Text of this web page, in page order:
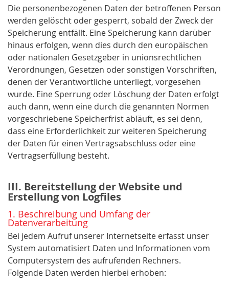
Die personenbezogenen Daten der betroffenen Person
werden gelöscht oder gesperrt, sobald der Zweck der
Speicherung entfällt. Eine Speicherung kann darüber
hinaus erfolgen, wenn dies durch den europäischen
oder nationalen Gesetzgeber in unionsrechtlichen
Verordnungen, Gesetzen oder sonstigen Vorschriften,
denen der Verantwortliche unterliegt, vorgesehen
wurde. Eine Sperrung oder Löschung der Daten erfolgt
auch dann, wenn eine durch die genannten Normen
vorgeschriebene Speicherfrist abläuft, es sei denn,
dass eine Erforderlichkeit zur weiteren Speicherung
der Daten für einen Vertragsabschluss oder eine
Vertragserfüllung besteht.
III. Bereitstellung der Website und
Erstellung von Logfiles
1. Beschreibung und Umfang der
Datenverarbeitung
Bei jedem Aufruf unserer Internetseite erfasst unser
System automatisiert Daten und Informationen vom
Computersystem des aufrufenden Rechners.
Folgende Daten werden hierbei erhoben: